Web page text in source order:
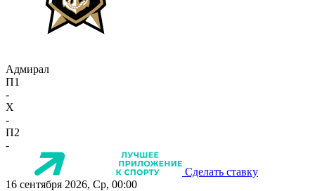
Адмирал
П1
-
X
-
П2
-
Сделать ставку
16 сентября 2026, Ср, 00:00